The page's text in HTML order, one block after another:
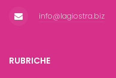
info@lagiostra.biz
RUBRICHE